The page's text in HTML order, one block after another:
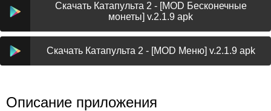
Скачать Катапульта 2 - [MOD Бесконечные
монеты] v.2.1.9 apk
Скачать Катапульта 2 - [MOD Меню] v.2.1.9 apk
Описание приложения